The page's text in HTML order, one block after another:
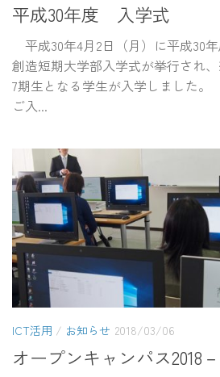
平成30年度 入学式
平成30年4月2日（月）に平成30
創造短期大学部入学式が挙行され
7期生となる学生が入学しました
ご入...
ICT活用 / お知らせ 2018/03/06
オープンキャンパス2018